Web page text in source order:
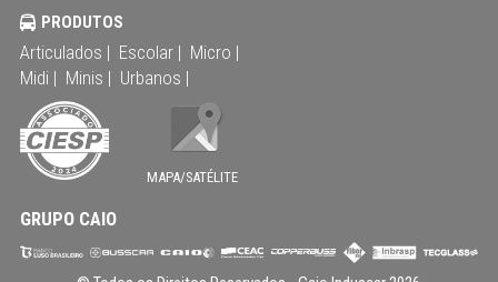
PRODUTOS
Articulados | Escolar | Micro |
Midi | Minis | Urbanos |
MAPA/SATÉLITE
GRUPO CAIO